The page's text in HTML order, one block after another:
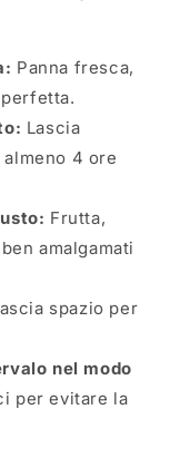
Panna fresca,
Lascia
4 ore
Frutta,
amalgamati
spazio per
nel modo
per evitare la